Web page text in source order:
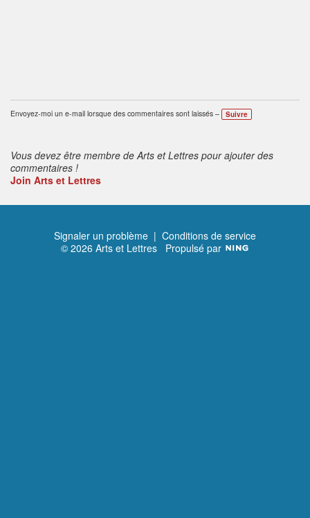
Envoyez-moi un e-mail lorsque des commentaires sont laissés – Suivre
Vous devez être membre de Arts et Lettres pour ajouter des
commentaires !
Join Arts et Lettres
Signaler un problème | Conditions de service
© 2026 Arts et Lettres Propulsé par